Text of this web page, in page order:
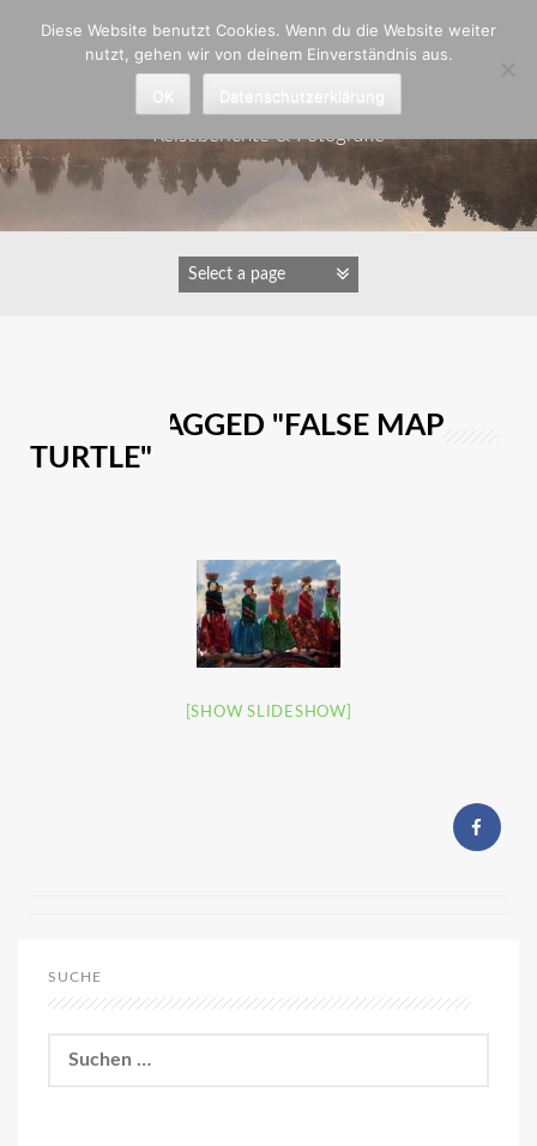
Astrid Padberg
Reiseberichte & Fotografie
IMAGES TAGGED "FALSE MAP
TURTLE"
[SHOW SLIDESHOW]
SUCHE
nach:
Diese Website benutzt Cookies. Wenn du die Website weiter
nutzt, gehen wir von deinem Einverständnis aus.